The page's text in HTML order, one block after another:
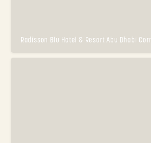
Radisson Blu Hotel & Resort Abu Dhabi